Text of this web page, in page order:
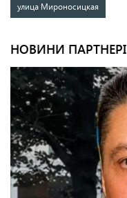
улица Мироносицкая